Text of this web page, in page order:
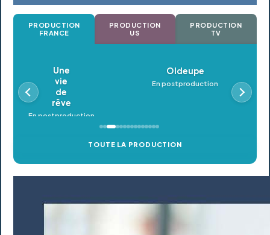
PRODUCTION
FRANCE
PRODUCTION
US
PRODUCTION
TV
En postproduction
TOUTE LA PRODUCTION